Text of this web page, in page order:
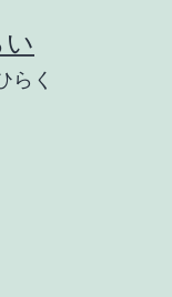
らく